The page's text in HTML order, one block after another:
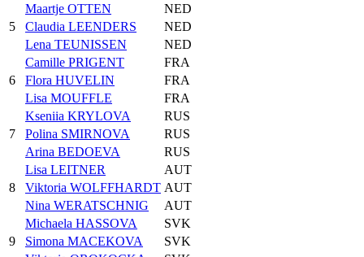
5
Maartje OTTEN
NED
Claudia LEENDERS
NED
Lena TEUNISSEN
NED
6
Camille PRIGENT
FRA
Flora HUVELIN
FRA
Lisa MOUFFLE
FRA
7
Kseniia KRYLOVA
RUS
Polina SMIRNOVA
RUS
Arina BEDOEVA
RUS
8
Lisa LEITNER
AUT
Viktoria WOLFFHARDT AUT
Nina WERATSCHNIG
AUT
9
Michaela HASSOVA
SVK
Simona MACEKOVA
SVK